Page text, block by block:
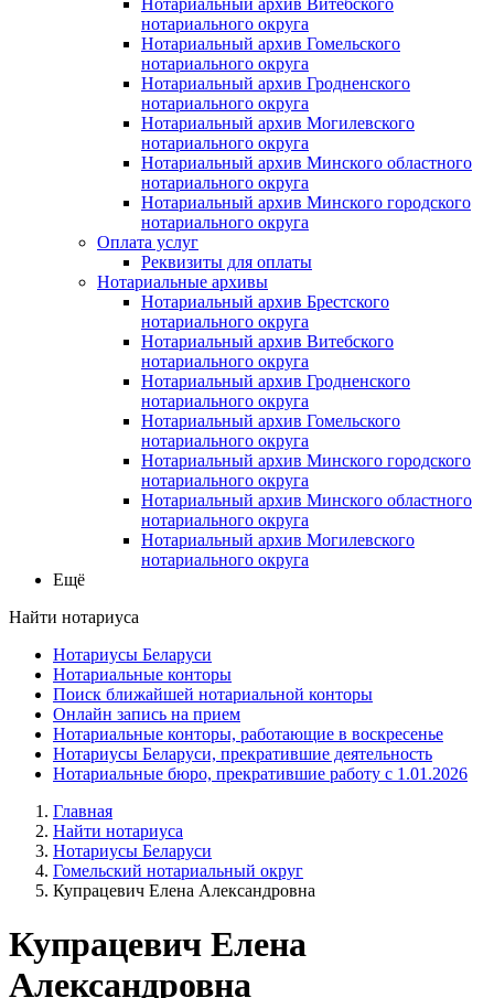
нотариального округа
Нотариальный архив Гомельского
нотариального округа
Нотариальный архив Гродненского
нотариального округа
Нотариальный архив Могилевского
нотариального округа
Нотариальный архив Минского областного
нотариального округа
Нотариальный архив Минского городского
нотариального округа
Оплата услуг
Реквизиты для оплаты
Нотариальные архивы
Нотариальный архив Брестского
нотариального округа
Нотариальный архив Витебского
нотариального округа
Нотариальный архив Гродненского
нотариального округа
Нотариальный архив Гомельского
нотариального округа
Нотариальный архив Минского городского
нотариального округа
Нотариальный архив Минского областного
нотариального округа
Нотариальный архив Могилевского
нотариального округа
Ещё
Найти нотариуса
Нотариусы Беларуси
Нотариальные конторы
Поиск ближайшей нотариальной конторы
Онлайн запись на прием
Нотариальные конторы, работающие в воскресенье
Нотариусы Беларуси, прекратившие деятельность
Нотариальные бюро, прекратившие работу с 1.01.2026
Главная
Найти нотариуса
Нотариусы Беларуси
Гомельский нотариальный округ
Купрацевич Елена Александровна
Купрацевич Елена
Александровна